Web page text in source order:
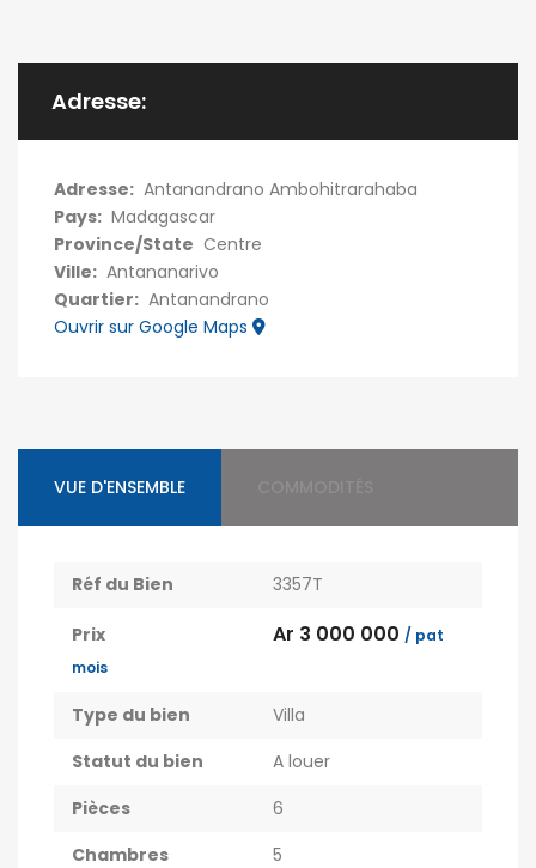
Adresse:
Adresse: Antanandrano Ambohitrarahaba
Pays: Madagascar
Province/State Centre
Ville: Antananarivo
Quartier: Antanandrano
Ouvrir sur Google Maps
VUE D'ENSEMBLE
Réf du Bien 3357T
Prix Ar 3 000 000 / pat
mois
Type du bien
Villa
Statut du bien
A louer
Pièces
6
Chambres
5